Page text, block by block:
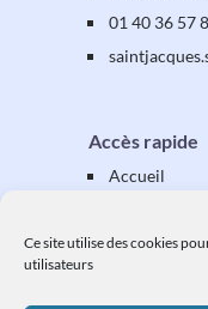
Ce site utilise des cookies
utilisateurs
01 40 36 57
saintjacques
Accès rapide
Accueil
Équipes &